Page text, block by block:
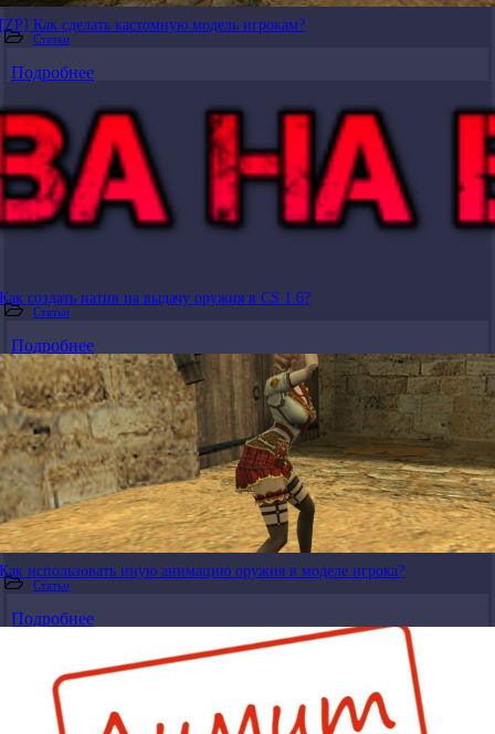
[ZP] Как сделать кастомную модель игрокам?
Статьи
Подробнее
Как создать натив на выдачу оружия в CS 1.6?
Статьи
Подробнее
Как использовать иную анимацию оружия в моделе игрока?
Статьи
Подробнее